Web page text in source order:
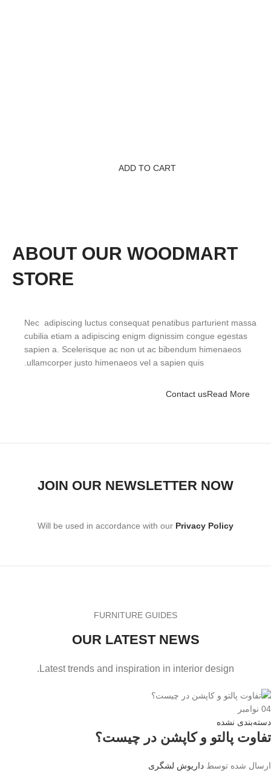
$240.00
ADD TO CART
ABOUT OUR WOODMART
STORE
Nec adipiscing luctus consequat penatibus parturient massa
cubilia etiam a adipiscing enigm dignissim congue egestas
sapien a. Scelerisque ac non ut ac bibendum himenaeos
ullamcorper justo himenaeos vel a sapien quis.
Read More
Contact us
JOIN OUR NEWSLETTER NOW
Will be used in accordance with our Privacy Policy
FURNITURE GUIDES
OUR LATEST NEWS
Latest trends and inspiration in interior design.
04 نوامبر
دسته‌بندی نشده
تفاوت پالتو و کاپشن در چیست؟
ارسال شده توسط داریوش لشگری